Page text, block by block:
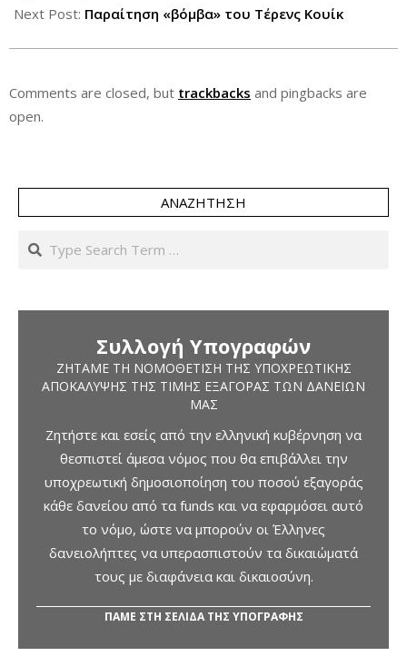
Next Post: Παραίτηση «βόμβα» του Τέρενς Κουίκ
Comments are closed, but trackbacks and pingbacks are
open.
ΑΝΑΖΉΤΗΣΗ
Search
Συλλογή Υπογραφών
ΖΗΤΆΜΕ ΤΗ ΝΟΜΟΘΈΤΙΣΗ ΤΗΣ ΥΠΟΧΡΕΩΤΙΚΉΣ
ΑΠΟΚΆΛΥΨΗΣ ΤΗΣ ΤΙΜΉΣ ΕΞΑΓΟΡΆΣ ΤΩΝ ΔΑΝΕΊΩΝ
ΜΑΣ
Ζητήστε και εσείς από την ελληνική κυβέρνηση να
θεσπιστεί άμεσα νόμος που θα επιβάλλει την
υποχρεωτική δημοσιοποίηση του ποσού εξαγοράς
κάθε δανείου από τα funds και να εφαρμόσει αυτό
το νόμο, ώστε να μπορούν οι Έλληνες
δανειολήπτες να υπερασπιστούν τα δικαιώματά
τους με διαφάνεια και δικαιοσύνη.
ΠΑΜΕ ΣΤΗ ΣΕΛΙΔΑ ΤΗΣ ΥΠΟΓΡΑΦΗΣ